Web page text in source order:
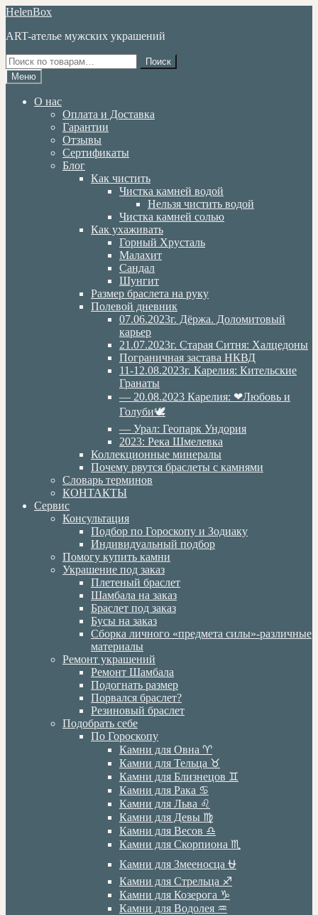
Перейти
навигации
Перейти
содержимому
HelenBox
ART-ателье мужских украшений
Искать:
Поиск
Меню
О нас
Оплата и Доставка
Гарантии
Отзывы
Сертификаты
Блог
Как чистить
Чистка камней водой
Нельзя чистить водой
Чистка камней солью
Как ухаживать
Горный Хрусталь
Малахит
Сандал
Шунгит
Размер браслета на руку
Полевой дневник
07.06.2023г. Дёржа. Доломитовый
карьер
21.07.2023г. Старая Ситня: Халцедоны
Пограничная застава НКВД
11-12.08.2023г. Карелия: Кительские
Гранаты
— 20.08.2023 Карелия: ❤Любовь и
Голуби🕊
— Урал: Геопарк Ундория
2023: Река Шмелевка
Коллекционные минералы
Почему рвутся браслеты с камнями
Словарь терминов
КОНТАКТЫ
Сервис
Консультация
Подбор по Гороскопу и Зодиаку
Индивидуальный подбор
Помогу купить камни
Украшение под заказ
Плетеный браслет
Шамбала на заказ
Браслет под заказ
Бусы на заказ
Сборка личного «предмета силы»-различные
материалы
Ремонт украшений
Ремонт Шамбала
Подогнать размер
Порвался браслет?
Резиновый браслет
Подобрать себе
По Гороскопу
Камни для Овна ♈️
Камни для Тельца ♉️
Камни для Близнецов ♊️
Камни для Рака ♋️
Камни для Льва ♌️
Камни для Девы ♍️
Камни для Весов ♎️
Камни для Скорпиона ♏️
Камни для Змееносца ⛎
Камни для Стрельца ♐️
Камни для Козерога ♑️
Камни для Водолея ♒️